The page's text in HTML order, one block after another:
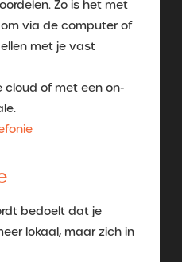
Zo is het met
via de computer of
met je vast
cloud of met een on-
bedoelt dat je
lokaal, maar zich in